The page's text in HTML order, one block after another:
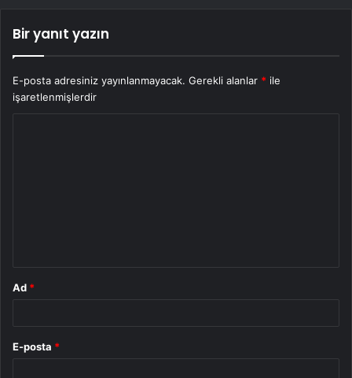
Bir yanıt yazın
E-posta adresiniz yayınlanmayacak. Gerekli alanlar * ile
işaretlenmişlerdir
Ad *
E-posta *